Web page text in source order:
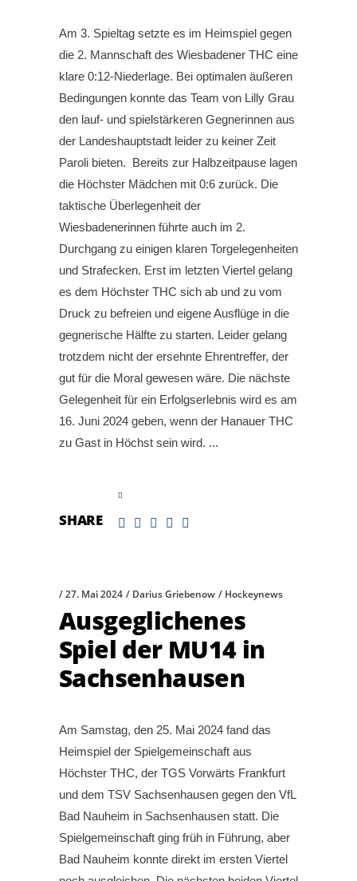
Am 3. Spieltag setzte es im Heimspiel gegen
die 2. Mannschaft des Wiesbadener THC eine
klare 0:12-Niederlage. Bei optimalen äußeren
Bedingungen konnte das Team von Lilly Grau
den lauf- und spielstärkeren Gegnerinnen aus
der Landeshauptstadt leider zu keiner Zeit
Paroli bieten. Bereits zur Halbzeitpause lagen
die Höchster Mädchen mit 0:6 zurück. Die
taktische Überlegenheit der
Wiesbadenerinnen führte auch im 2.
Durchgang zu einigen klaren Torgelegenheiten
und Strafecken. Erst im letzten Viertel gelang
es dem Höchster THC sich ab und zu vom
Druck zu befreien und eigene Ausflüge in die
gegnerische Hälfte zu starten. Leider gelang
trotzdem nicht der ersehnte Ehrentreffer, der
gut für die Moral gewesen wäre. Die nächste
Gelegenheit für ein Erfolgserlebnis wird es am
16. Juni 2024 geben, wenn der Hanauer THC
zu Gast in Höchst sein wird.
SHARE
27. Mai 2024 Darius Griebenow Hockeynews
Ausgeglichenes
Spiel der MU14 in
Sachsenhausen
Am Samstag, den 25. Mai 2024 fand das
Heimspiel der Spielgemeinschaft aus
Höchster THC, der TGS Vorwärts Frankfurt
und dem TSV Sachsenhausen gegen den VfL
Bad Nauheim in Sachsenhausen statt. Die
Spielgemeinschaft ging früh in Führung, aber
Bad Nauheim konnte direkt im ersten Viertel